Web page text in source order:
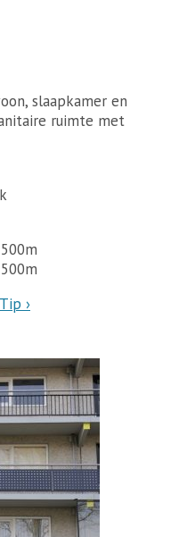
slaapkamer en
ruimte met
Tip ›